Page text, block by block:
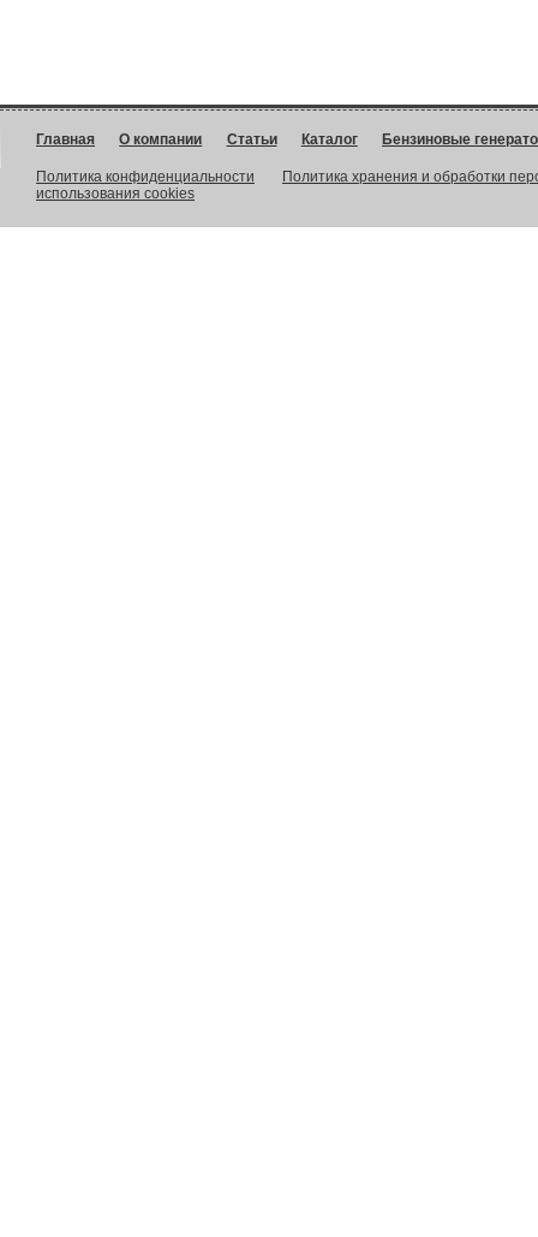
Главная О компании Статьи Каталог Бензиновые
Политика конфиденциальности
Политика хранения и обработки
использования cookies